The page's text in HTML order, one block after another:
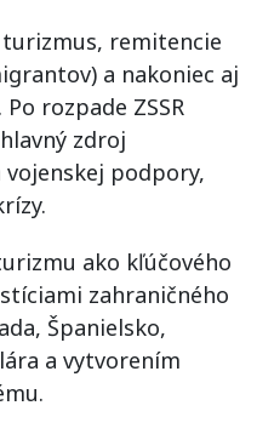
remitencie
a nakoniec aj
rozpade ZSSR
zdroj
podpory,
ako kľúčového
zahraničného
Španielsko,
a vytvorením